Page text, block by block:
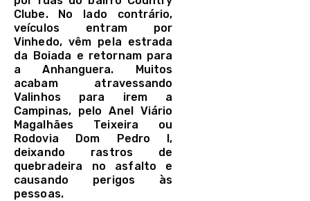
Clube. No lado contrário,
veículos entram por
Vinhedo, vêm pela estrada
da Boiada e retornam para
a Anhanguera. Muitos
acabam atravessando
Valinhos para irem a
Campinas, pelo Anel Viário
Magalhães Teixeira ou
Rodovia Dom Pedro I,
deixando rastros de
quebradeira no asfalto e
causando perigos às
pessoas.